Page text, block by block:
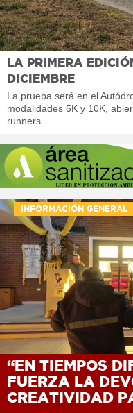
LA PRIMERA
DICIEMBRE
La prueba será en el
modalidades 5K y 10K,
runners.
INFORMACIÓN GENERAL
“EN TIEMPOS
FUERZA LA
CREATIVIDAD